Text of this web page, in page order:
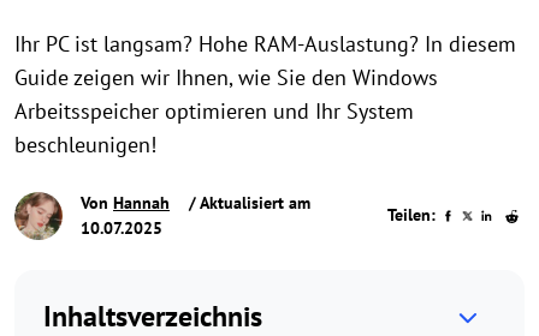
Ihr PC ist langsam? Hohe RAM-Auslastung? In diesem
Guide zeigen wir Ihnen, wie Sie den Windows
Arbeitsspeicher optimieren und Ihr System
beschleunigen!
Von Hannah
/ Aktualisiert am
10.07.2025
Teilen:
Inhaltsverzeichnis